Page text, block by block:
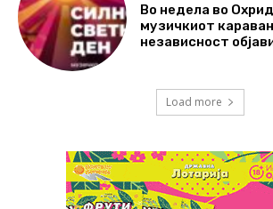
Во недела во
музичкиот
независност
Load more